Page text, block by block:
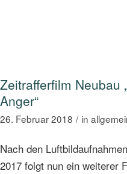
Zeitrafferfilm Neubau
Anger“
26. Februar 2018 / in
Nach den
2017 folgt nun ein weiterer